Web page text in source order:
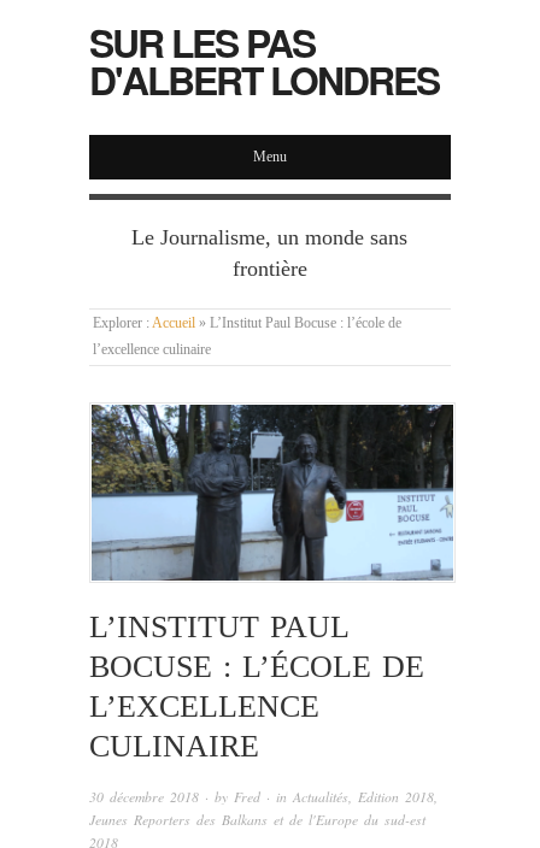
SUR LES PAS
D'ALBERT LONDRES
Menu
Le Journalisme, un monde sans
frontière
Explorer : Accueil » L’Institut Paul Bocuse : l’école de
l’excellence culinaire
L’INSTITUT PAUL
BOCUSE : L’ÉCOLE DE
L’EXCELLENCE
CULINAIRE
30 décembre 2018 · by Fred · in Actualités, Edition 2018,
Jeunes Reporters des Balkans et de l'Europe du sud-est
2018